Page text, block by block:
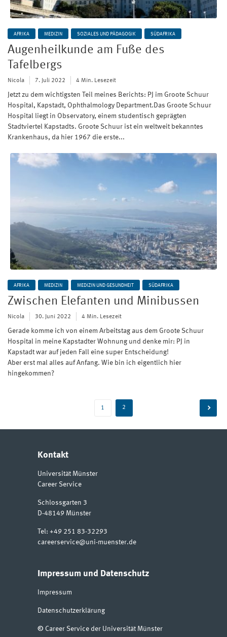
AFRIKA MEDIZIN SOZIALES UND PÄDAGOGIK SÜDAFRIKA
Augenheilkunde am Fuße des
Tafelbergs
Nicola 7. Juli 2022 4 Min. Lesezeit
Jetzt zu dem wichtigsten Teil meines Berichts: PJ im Groote Schuur
Hospital, Kapstadt, Ophthalmology Department.Das Groote Schuur
Hospital liegt in Observatory, einem studentisch geprägten
Stadtviertel Kapstadts. Groote Schuur ist ein weltweit bekanntes
Krankenhaus, da hier 1967 die erste...
AFRIKA MEDIZIN MEDIZIN UND GESUNDHEIT SÜDAFRIKA
Zwischen Elefanten und Minibussen
Nicola 30. Juni 2022 4 Min. Lesezeit
Gerade komme ich von einem Arbeitstag aus dem Groote Schuur
Hospital in meine Kapstadter Wohnung und denke mir: PJ in
Kapstadt war auf jeden Fall eine super Entscheidung!
Aber erst mal alles auf Anfang. Wie bin ich eigentlich hier
hingekommen?
Beitragsnavigation
1 2
Kontakt
Universität Münster
Career Service
Schlossgarten 3
D-48149 Münster
Tel: +49 251 83-32293
careerservice@uni-muenster.de
Impressum und Datenschutz
Impressum
Datenschutzerklärung
© Career Service der Universität Münster